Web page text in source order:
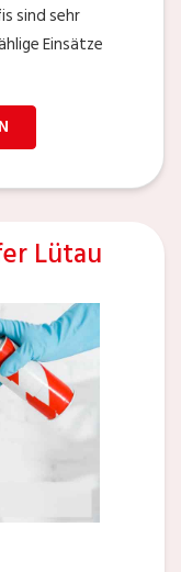
sind sehr
Einsätze
Lütau